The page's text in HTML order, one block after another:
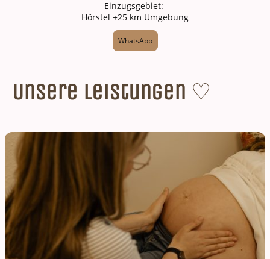
WhatsApp
Einzugsgebiet:
Hörstel +25 km Umgebung
Unsere Leistungen ♡